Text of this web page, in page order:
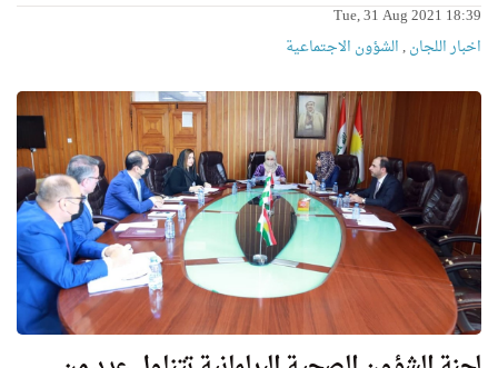
Tue, 31 Aug 2021 18:39
اخبار اللجان,الشؤون الاجتماعية